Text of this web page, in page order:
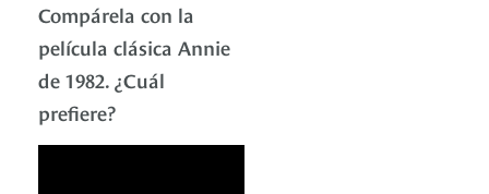
Compárela con la
película clásica Annie
de 1982. ¿Cuál
prefiere?